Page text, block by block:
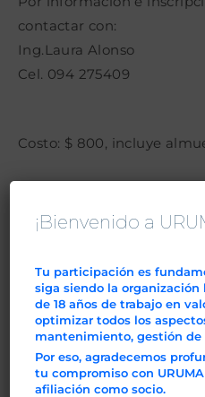
contactar con:
Ing.Laura Alonso
Cel. 094 275409
Costo: $ 800, incluye
Prensa:llenar formulario.
Pretendemos con esta
de las empresas y
y privadas, entendiendo
para lograr los objetivos
Pretendemos también
asegurar la confiabilidad
¡Bienvenido a
Tu participación es
siga siendo la
de 18 años de trabajo en
optimizar todos los
mantenimiento, gestión
Por eso, agradecemos
tu compromiso con
afiliación como socio.